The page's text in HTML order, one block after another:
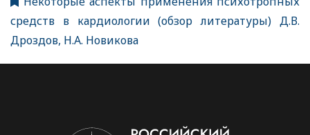
средств в кардиологии (обзор литературы) Д.В.
Дроздов, Н.А. Новикова